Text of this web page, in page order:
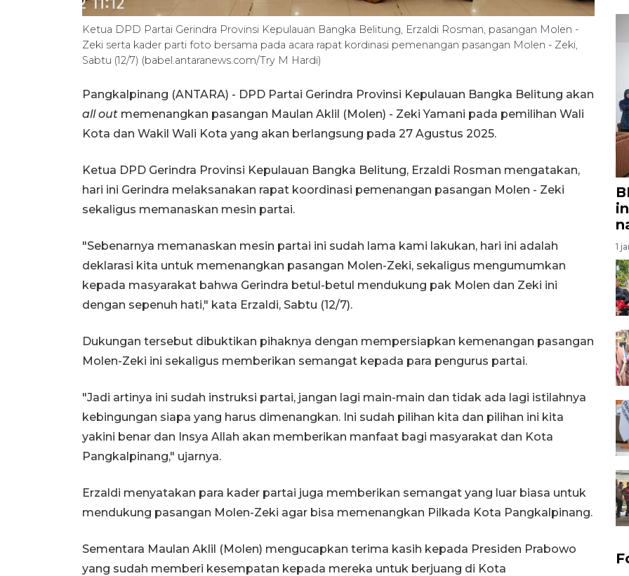
Ketua DPD Partai Gerindra Provinsi Kepulauan Bangka Belitung, Erzaldi Rosman, pasangan Molen -
Zeki serta kader parti foto bersama pada acara rapat kordinasi pemenangan pasangan Molen - Zeki,
Sabtu (12/7) (babel.antaranews.com/Try M Hardi)
Pangkalpinang (ANTARA) - DPD Partai Gerindra Provinsi Kepulauan Bangka Belitung akan
all out memenangkan pasangan Maulan Aklil (Molen) - Zeki Yamani pada pemilihan Wali
Kota dan Wakil Wali Kota yang akan berlangsung pada 27 Agustus 2025.
Ketua DPD Gerindra Provinsi Kepulauan Bangka Belitung, Erzaldi Rosman mengatakan,
hari ini Gerindra melaksanakan rapat koordinasi pemenangan pasangan Molen - Zeki
sekaligus memanaskan mesin partai.
"Sebenarnya memanaskan mesin partai ini sudah lama kami lakukan, hari ini adalah
deklarasi kita untuk memenangkan pasangan Molen-Zeki, sekaligus mengumumkan
kepada masyarakat bahwa Gerindra betul-betul mendukung pak Molen dan Zeki ini
dengan sepenuh hati," kata Erzaldi, Sabtu (12/7).
Dukungan tersebut dibuktikan pihaknya dengan mempersiapkan kemenangan pasangan
Molen-Zeki ini sekaligus memberikan semangat kepada para pengurus partai.
"Jadi artinya ini sudah instruksi partai, jangan lagi main-main dan tidak ada lagi istilahnya
kebingungan siapa yang harus dimenangkan. Ini sudah pilihan kita dan pilihan ini kita
yakini benar dan Insya Allah akan memberikan manfaat bagi masyarakat dan Kota
Pangkalpinang," ujarnya.
Erzaldi menyatakan para kader partai juga memberikan semangat yang luar biasa untuk
mendukung pasangan Molen-Zeki agar bisa memenangkan Pilkada Kota Pangkalpinang.
Sementara Maulan Aklil (Molen) mengucapkan terima kasih kepada Presiden Prabowo
yang sudah memberi kesempatan kepada mereka untuk berjuang di Kota
1